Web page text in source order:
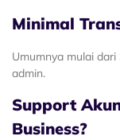
Minimal
Umumnya mulai
admin.
Support
Business?